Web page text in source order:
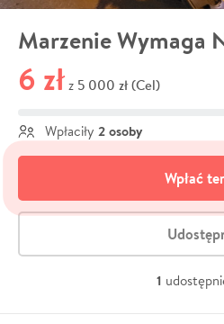
Marzenie Wymaga
6 zł z 5 000 zł (Cel)
Wpłaciły 2 osoby
Wpłać
1